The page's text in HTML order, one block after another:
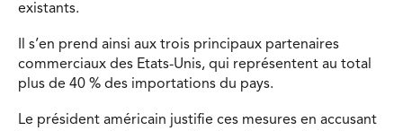
existants.
Il s’en prend ainsi aux trois principaux partenaires
commerciaux des Etats-Unis, qui représentent au total
plus de 40 % des importations du pays.
Le président américain justifie ces mesures en accusant